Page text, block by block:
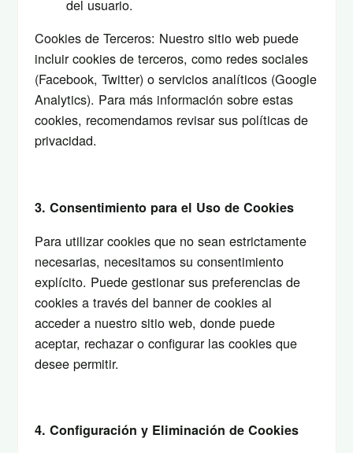
del usuario.
Cookies de Terceros: Nuestro sitio web puede
incluir cookies de terceros, como redes sociales
(Facebook, Twitter) o servicios analíticos (Google
Analytics). Para más información sobre estas
cookies, recomendamos revisar sus políticas de
privacidad.
3. Consentimiento para el Uso de Cookies
Para utilizar cookies que no sean estrictamente
necesarias, necesitamos su consentimiento
explícito. Puede gestionar sus preferencias de
cookies a través del banner de cookies al
acceder a nuestro sitio web, donde puede
aceptar, rechazar o configurar las cookies que
desee permitir.
4. Configuración y Eliminación de Cookies